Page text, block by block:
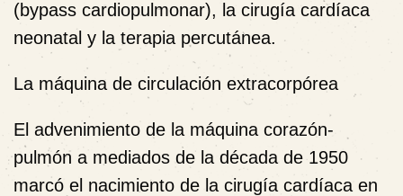
(bypass cardiopulmonar), la cirugía cardíaca
neonatal y la terapia percutánea.
La máquina de circulación extracorpórea
El advenimiento de la máquina corazón-
pulmón a mediados de la década de 1950
marcó el nacimiento de la cirugía cardíaca en